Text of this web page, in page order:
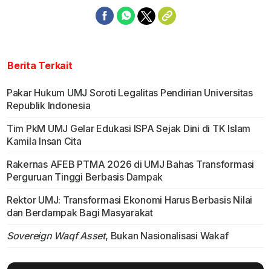
Berita Terkait
Pakar Hukum UMJ Soroti Legalitas Pendirian Universitas
Republik Indonesia
Tim PkM UMJ Gelar Edukasi ISPA Sejak Dini di TK Islam
Kamila Insan Cita
Rakernas AFEB PTMA 2026 di UMJ Bahas Transformasi
Perguruan Tinggi Berbasis Dampak
Rektor UMJ: Transformasi Ekonomi Harus Berbasis Nilai
dan Berdampak Bagi Masyarakat
Sovereign Waqf Asset, Bukan Nasionalisasi Wakaf